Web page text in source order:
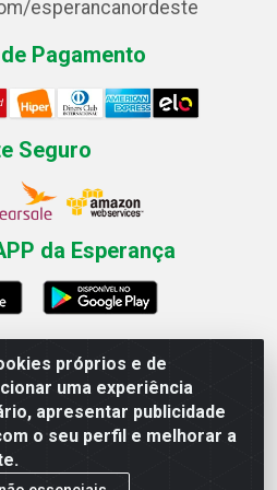
próprios e de
uma experiência
apresentar publicidade
o seu perfil e melhorar a
esperancanordeste
Pagamento
Seguro
da Esperança
Professor Caldas Filho, 291 -
PE CEP: 50771-335 - CNPJ
0001-23